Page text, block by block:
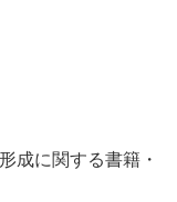
成に関する書籍・